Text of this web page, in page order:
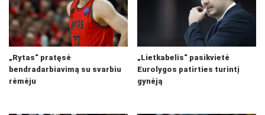
„Rytas“ pratęsė
bendradarbiavimą su svarbiu
rėmėju
„Lietkabelis“ pasikvietė
Eurolygos patirties turintį
gynėją